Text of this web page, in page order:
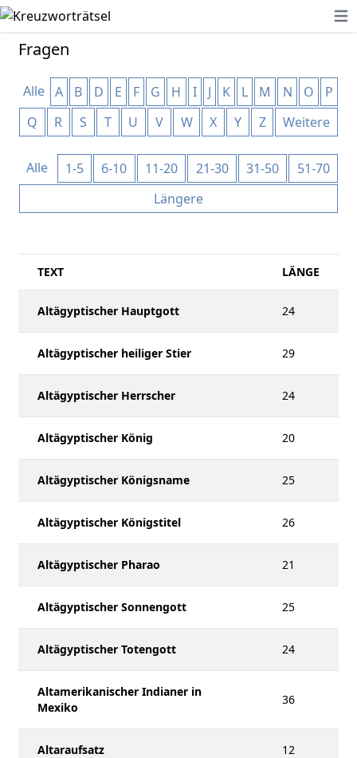
Fragen
Alle A B D E F G H I J K L M N O
P
Q
R S T U V W X Y Z Weitere
Alle 1-5 6-10 11-20 21-30 31-50
51-70
Längere
TEXT LÄNGE
Altägyptischer Hauptgott 24
Altägyptischer heiliger Stier 29
Altägyptischer Herrscher 24
Altägyptischer König 20
Altägyptischer Königsname 25
Altägyptischer Königstitel 26
Altägyptischer Pharao 21
Altägyptischer Sonnengott 25
Altägyptischer Totengott 24
Altamerikanischer Indianer in
Mexiko
36
Altaraufsatz 12